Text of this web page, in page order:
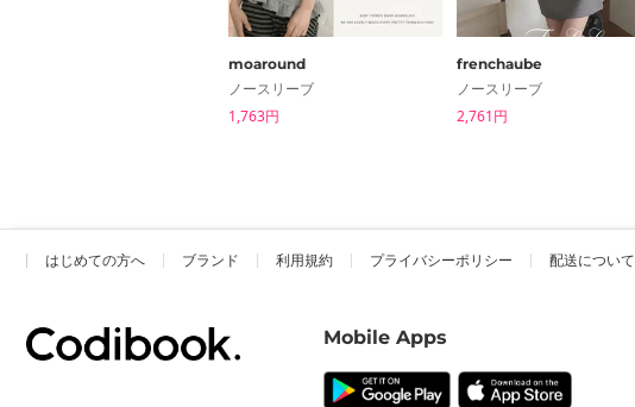
moaround
ノースリーブ
1,763円
frenchaube
ノースリーブ
2,761円
はじめての方へ ブランド 利用規約 プライバシーポリシー 配送について
Mobile Apps